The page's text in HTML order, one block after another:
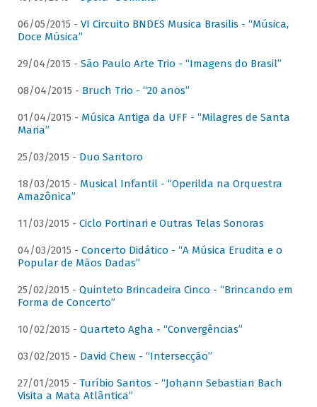
06/05/2015 - VI Circuito BNDES Musica Brasilis - “Música,
Doce Música”
29/04/2015 - São Paulo Arte Trio - “Imagens do Brasil”
08/04/2015 - Bruch Trio - “20 anos”
01/04/2015 - Música Antiga da UFF - “Milagres de Santa
Maria”
25/03/2015 - Duo Santoro
18/03/2015 - Musical Infantil - “Operilda na Orquestra
Amazônica”
11/03/2015 - Ciclo Portinari e Outras Telas Sonoras
04/03/2015 - Concerto Didático - “A Música Erudita e o
Popular de Mãos Dadas”
25/02/2015 - Quinteto Brincadeira Cinco - “Brincando em
Forma de Concerto”
10/02/2015 - Quarteto Agha - “Convergências”
03/02/2015 - David Chew - “Intersecção”
27/01/2015 - Turíbio Santos - “Johann Sebastian Bach
Visita a Mata Atlântica”